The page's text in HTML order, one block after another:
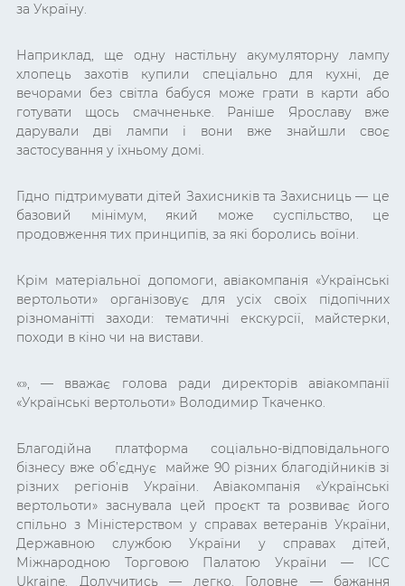
за Україну.
Наприклад, ще одну настільну акумуляторну лампу
хлопець захотів купили спеціально для кухні, де
вечорами без світла бабуся може грати в карти або
готувати щось смачненьке. Раніше Ярославу вже
дарували дві лампи і вони вже знайшли своє
застосування у їхньому домі.
Гідно підтримувати дітей Захисників та Захисниць — це
базовий мінімум, який може суспільство, це
продовження тих принципів, за які боролись воїни.
Крім матеріальної допомоги, авіакомпанія «Українські
вертольоти» організовує для усіх своїх підопічних
різноманітті заходи: тематичні екскурсії, майстерки,
походи в кіно чи на вистави.
«», — вважає голова ради директорів авіакомпанії
«Українські вертольоти» Володимир Ткаченко.
Благодійна платформа соціально-відповідального
бізнесу вже об’єднує майже 90 різних благодійників зі
різних регіонів України. Авіакомпанія «Українські
вертольоти» заснувала цей проєкт та розвиває його
спільно з Міністерством у справах ветеранів України,
Державною службою України у справах дітей,
Міжнародною Торговою Палатою України — ICC
Ukraine. Долучитись — легко. Головне — бажання